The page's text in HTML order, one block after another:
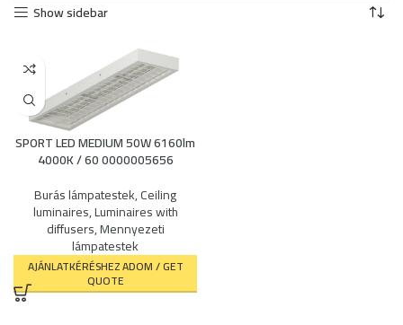
Show sidebar
SPORT LED MEDIUM 50W 6160lm
4000K / 60 0000005656
Burás lámpatestek,Ceiling
luminaires,Luminaires with
diffusers,Mennyezeti
lámpatestek
AJÁNLATKÉRÉSHEZ ADOM / GET
QUOTE